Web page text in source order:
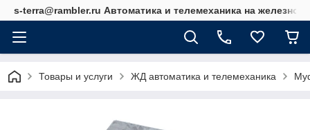
s-terra@rambler.ru Автоматика и телемеханика на
Товары и услуги ЖД автоматика и телемеханика